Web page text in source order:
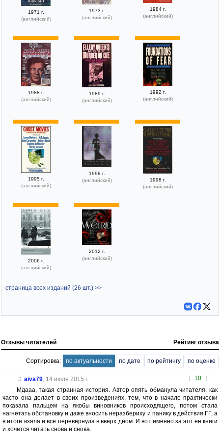
1971 г.
(английский)
1973 г.
(английский)
1984 г.
(английский)
1988 г.
(английский)
1989 г.
(английский)
1992 г.
(английский)
1995 г.
(английский)
1998 г.
(английский)
1998 г.
(английский)
2006 г.
(английский)
2012 г.
(английский)
страница всех изданий (26 шт.) >>
Отзывы читателей Рейтинг отзыва
Сортировка: по актуальности по дате по рейтингу по оценке
[ 10 ]
aiva79, 14 июля 2015 г.
Мдааа, такая странная история. Автор опять обманула читателя, как
часто она делает в своих произведениях, тем, что в начале практически
показала пальцем на якобы виновников происходящего, потом стала
нагнетать обстановку и даже вносить неразбериху и панику в действия ГГ, а
в итоге взяла и все перевернула в вверх дном. И вот именно за это ее книги
и хочется читать снова и снова.